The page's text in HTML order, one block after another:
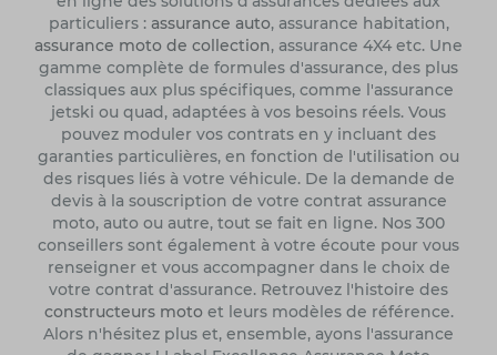
particuliers : assurance auto, assurance habitation,
assurance moto de collection, assurance 4X4 etc. Une
gamme complète de formules d'assurance, des plus
classiques aux plus spécifiques, comme l'assurance
jetski ou quad, adaptées à vos besoins réels. Vous
pouvez moduler vos contrats en y incluant des
garanties particulières, en fonction de l'utilisation ou
des risques liés à votre véhicule. De la demande de
devis à la souscription de votre contrat assurance
moto, auto ou autre, tout se fait en ligne. Nos 300
conseillers sont également à votre écoute pour vous
renseigner et vous accompagner dans le choix de
votre contrat d'assurance. Retrouvez l'histoire des
constructeurs motoet leurs modèles de référence.
Alors n'hésitez plus et, ensemble, ayons l'assurance